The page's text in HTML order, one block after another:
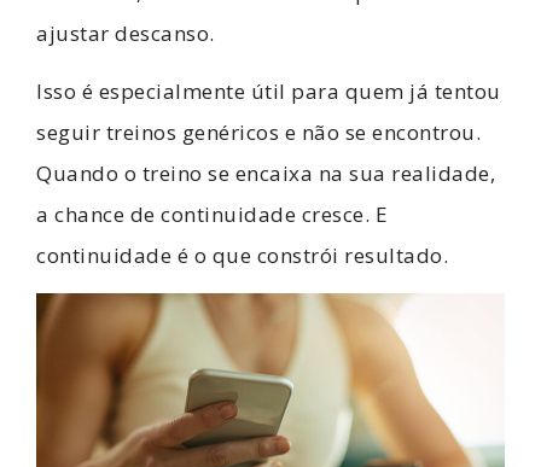
ajustar descanso.
Isso é especialmente útil para quem já tentou
seguir treinos genéricos e não se encontrou.
Quando o treino se encaixa na sua realidade,
a chance de continuidade cresce. E
continuidade é o que constrói resultado.